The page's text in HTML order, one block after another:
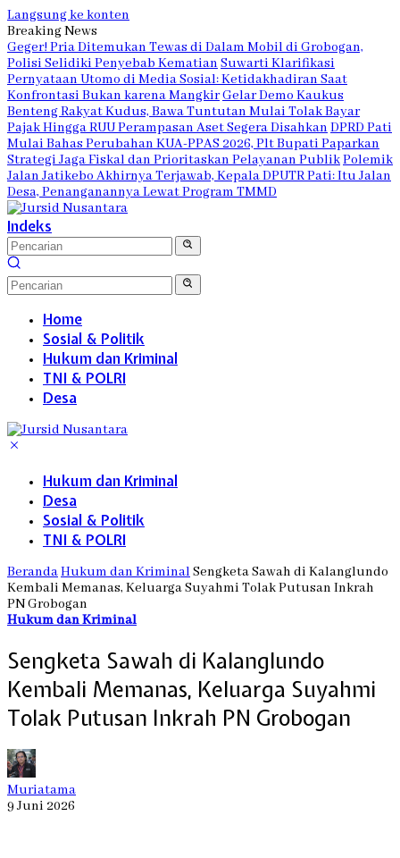
Langsung ke konten
Breaking News
Geger! Pria Ditemukan Tewas di Dalam Mobil di Grobogan,
Polisi Selidiki Penyebab Kematian Suwarti Klarifikasi
Pernyataan Utomo di Media Sosial: Ketidakhadiran Saat
Konfrontasi Bukan karena MangkirGelar Demo Kaukus
Benteng Rakyat Kudus, Bawa Tuntutan Mulai Tolak Bayar
Pajak Hingga RUU Perampasan Aset Segera Disahkan DPRD Pati
Mulai Bahas Perubahan KUA-PPAS 2026, Plt Bupati Paparkan
Strategi Jaga Fiskal dan Prioritaskan Pelayanan PublikPolemik
Jalan Jatikebo Akhirnya Terjawab, Kepala DPUTR Pati: Itu Jalan
Desa, Penanganannya Lewat Program TMMD
Indeks
Home
Sosial & Politik
Hukum dan Kriminal
TNI & POLRI
Desa
Hukum dan Kriminal
Desa
Sosial & Politik
TNI & POLRI
BerandaHukum dan KriminalSengketa Sawah di Kalanglundo
Kembali Memanas, Keluarga Suyahmi Tolak Putusan Inkrah
PN Grobogan
Hukum dan Kriminal
Sengketa Sawah di Kalanglundo
Kembali Memanas, Keluarga Suyahmi
Tolak Putusan Inkrah PN Grobogan
Muriatama
9 Juni 2026